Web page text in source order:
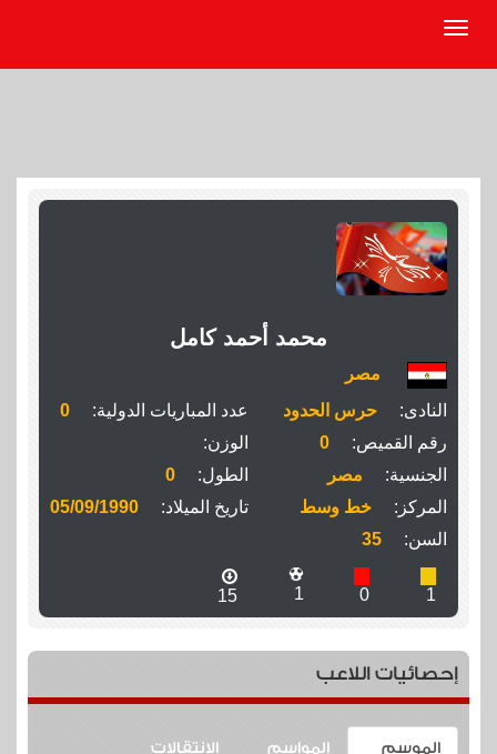
محمد أحمد كامل
مصر
النادى:
حرس الحدود عدد المباريات الدولية:
0
رقم القميص:
0
الوزن:
الجنسية:
مصر الطول:
0
المركز:
خط وسط تاريخ الميلاد:
05/09/1990
السن:
35
1
0
1
15
إحصائيات اللاعب
الموسم
المواسم
الإنتقالات